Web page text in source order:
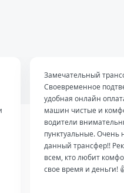
Замечательный
Своевременное
удобная онлайн
машин чистые и
водители
пунктуальные. Очень
данный трансфер!!
всем, кто любит
свое время и деньги!